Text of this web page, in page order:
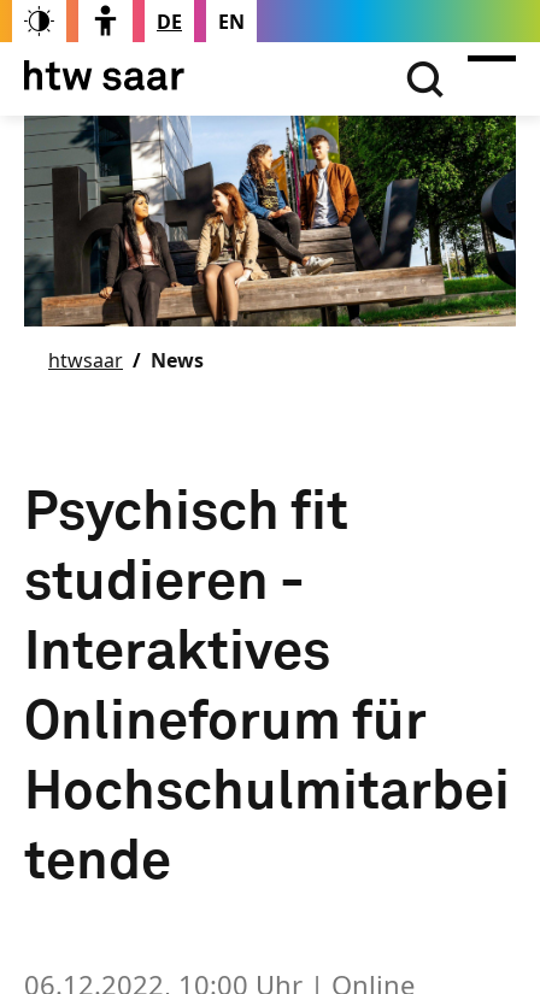
DE EN
htwsaar News
Psychisch fit
studieren -
Interaktives
Onlineforum für
Hochschulmitarbei
tende
06.12.2022, 10:00 Uhr | Online